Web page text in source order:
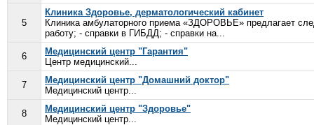
5
Клиника Здоровье, дерматологический кабинет
Клиника амбулаторного приема «ЗДОРОВЬЕ» предлагает
работу; - справки в ГИБДД; - справки на...
6
Медицинский центр "Гарантия"
Центр медицинский...
7
Медицинский центр "Домашний доктор"
Медицинский центр...
8
Медицинский центр "Здоровье"
Медицинский центр...